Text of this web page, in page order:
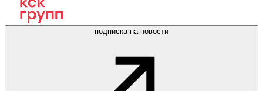
подписка на новости